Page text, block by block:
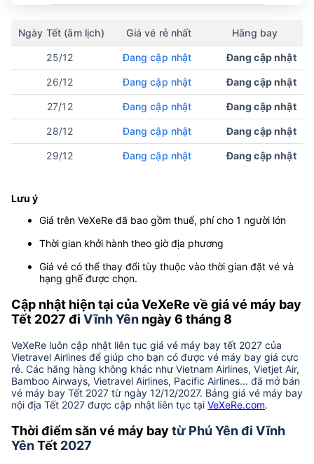
Ngày Tết (âm lịch) Giá vé rẻ nhất Hãng bay
25/12 Đang cập nhật Đang cập nhật
26/12 Đang cập nhật Đang cập nhật
27/12 Đang cập nhật Đang cập nhật
28/12 Đang cập nhật Đang cập nhật
29/12 Đang cập nhật Đang cập nhật
Lưu ý
Giá trên VeXeRe đã bao gồm thuế, phí cho 1 người lớn
Thời gian khởi hành theo giờ địa phương
Giá vé có thể thay đổi tùy thuộc vào thời gian đặt vé và
hạng ghế được chọn.
Cập nhật hiện tại của VeXeRe về giá vé máy bay
Tết 2027 đi Vĩnh Yên ngày 6 tháng 8
VeXeRe luôn cập nhật liên tục giá vé máy bay tết 2027 của
Vietravel Airlines để giúp cho bạn có được vé máy bay giá cực
rẻ. Các hãng hàng không khác như Vietnam Airlines, Vietjet Air,
Bamboo Airways, Vietravel Airlines, Pacific Airlines... đã mở bán
vé máy bay Tết 2027 từ ngày 12/12/2027. Bảng giá vé máy bay
nội địa Tết 2027 được cập nhật liên tục tại VeXeRe.com.
Thời điểm săn vé máy bay từ Phú Yên đi Vĩnh
YênTết 2027